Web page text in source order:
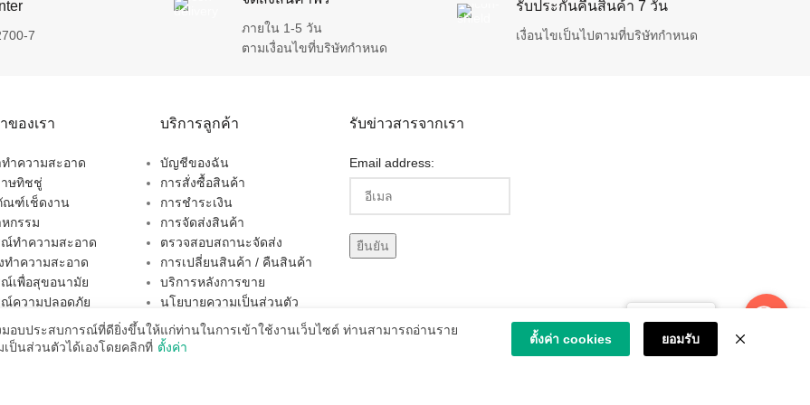
7
ภายใน 1-5 วัน
ตามเงื่อนไขที่บริษัทกำหนด
รับประกันคืนสินค้า 7 วัน
เงื่อนไขเป็นไปตามที่บริษัทกำหนด
ของเรา
ำความสะอาด
าษทิชชู่
ณฑ์เช็ดงาน
กรรม
ณ์ทำความสะอาด
ทำความสะอาด
ณ์เพื่อสุขอนามัย
ณ์ความปลอดภัย
นๆ
นะนำเฉพาะกลุ่ม
บริการลูกค้า
บัญชีของฉัน
การสั่งซื้อสินค้า
การชำระเงิน
การจัดส่งสินค้า
ตรวจสอบสถานะจัดส่ง
การเปลี่ยนสินค้า / คืนสินค้า
บริการหลังการขาย
นโยบายความเป็นส่วนตัว
Privacy Policy
รับข่าวสารจากเรา
Email address:
อบประสบการณ์ที่ดียิ่งขึ้นให้แก่ท่านในการเข้าใช้งานเว็บไซต์ ท่านสามารถอ่านราย
ป็นส่วนตัวได้เองโดยคลิกที่ ตั้งค่า
ตั้งค่า cookies ยอมรับ